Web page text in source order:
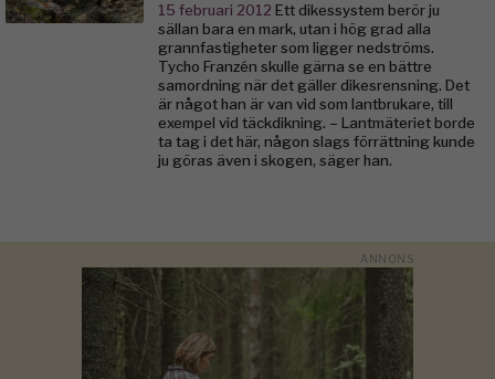
15 februari 2012 Ett dikessystem berör ju
sällan bara en mark, utan i hög grad alla
grannfastigheter som ligger nedströms.
Tycho Franzén skulle gärna se en bättre
samordning när det gäller dikesrensning. Det
är något han är van vid som lantbrukare, till
exempel vid täckdikning. – Lantmäteriet borde
ta tag i det här, någon slags förrättning kunde
ju göras även i skogen, säger han.